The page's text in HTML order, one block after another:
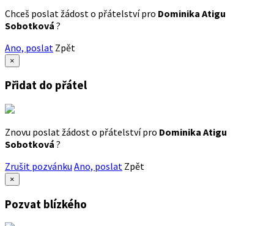
Chceš poslat žádost o přátelství pro Dominika Atigu
Sobotková ?
Ano, poslat Zpět
×
Přidat do přátel
Znovu poslat žádost o přátelství pro Dominika Atigu
Sobotková ?
Zrušit pozvánku Ano, poslat Zpět
×
Pozvat blízkého